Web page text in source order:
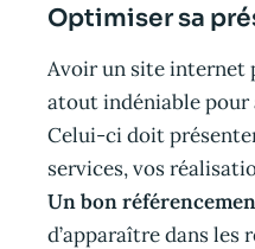
Optimiser sa
Avoir un site internet
atout indéniable
Celui-ci doit
services, vos
Un bon
d’apparaître dans les